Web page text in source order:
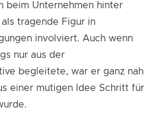
beim Unternehmen hinter
tragende Figur in
involviert. Auch wenn
nur aus der
begleitete, war er ganz nah
einer mutigen Idee Schritt für